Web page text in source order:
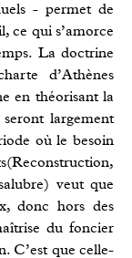
- permet de
ce qui s’amorce
La doctrine
d’Athènes
en théorisant la
seront largement
où le besoin
veut que
donc hors des
du foncier
C’est que celle-